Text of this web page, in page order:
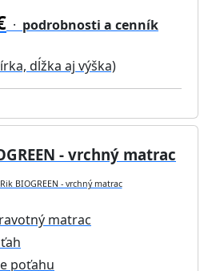
· podrobnosti a cenník
dĺžka aj výška)
- vrchný matrac